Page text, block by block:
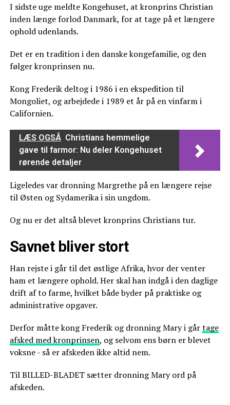
I sidste uge meldte Kongehuset, at kronprins Christian
inden længe forlod Danmark, for at tage på et længere
ophold udenlands.
Det er en tradition i den danske kongefamilie, og den
følger kronprinsen nu.
Kong Frederik deltog i 1986 i en ekspedition til
Mongoliet, og arbejdede i 1989 et år på en vinfarm i
Californien.
LÆS OGSÅ Christians hemmelige
gave til farmor: Nu deler Kongehuset
rørende detaljer
Ligeledes var dronning Margrethe på en længere rejse
til Østen og Sydamerika i sin ungdom.
Og nu er det altså blevet kronprins Christians tur.
Savnet bliver stort
Han rejste i går til det østlige Afrika, hvor der venter
ham et længere ophold. Her skal han indgå i den daglige
drift af to farme, hvilket både byder på praktiske og
administrative opgaver.
Derfor måtte kong Frederik og dronning Mary i gårtage
afsked med kronprinsen, og selvom ens børn er blevet
voksne - så er afskeden ikke altid nem.
Til BILLED-BLADET sætter dronning Mary ord på
afskeden.